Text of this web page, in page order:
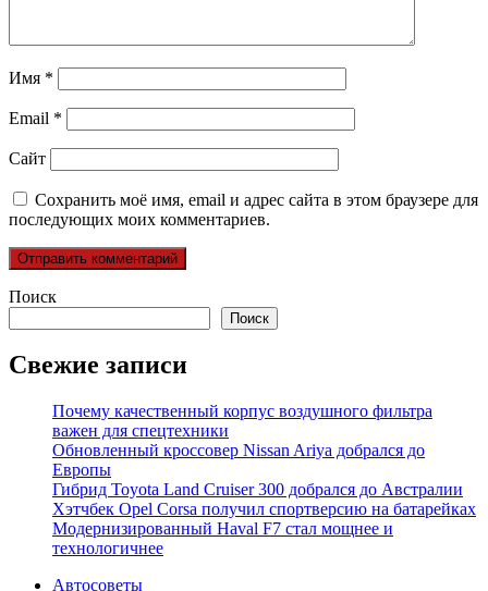
Имя *
Email *
Сайт
Сохранить моё имя, email и адрес сайта в этом браузере для
последующих моих комментариев.
Поиск
Поиск
Свежие записи
Почему качественный корпус воздушного фильтра
важен для спецтехники
Обновленный кроссовер Nissan Ariya добрался до
Европы
Гибрид Toyota Land Cruiser 300 добрался до Австралии
Хэтчбек Opel Corsa получил спортверсию на батарейках
Модернизированный Haval F7 стал мощнее и
технологичнее
Автосоветы